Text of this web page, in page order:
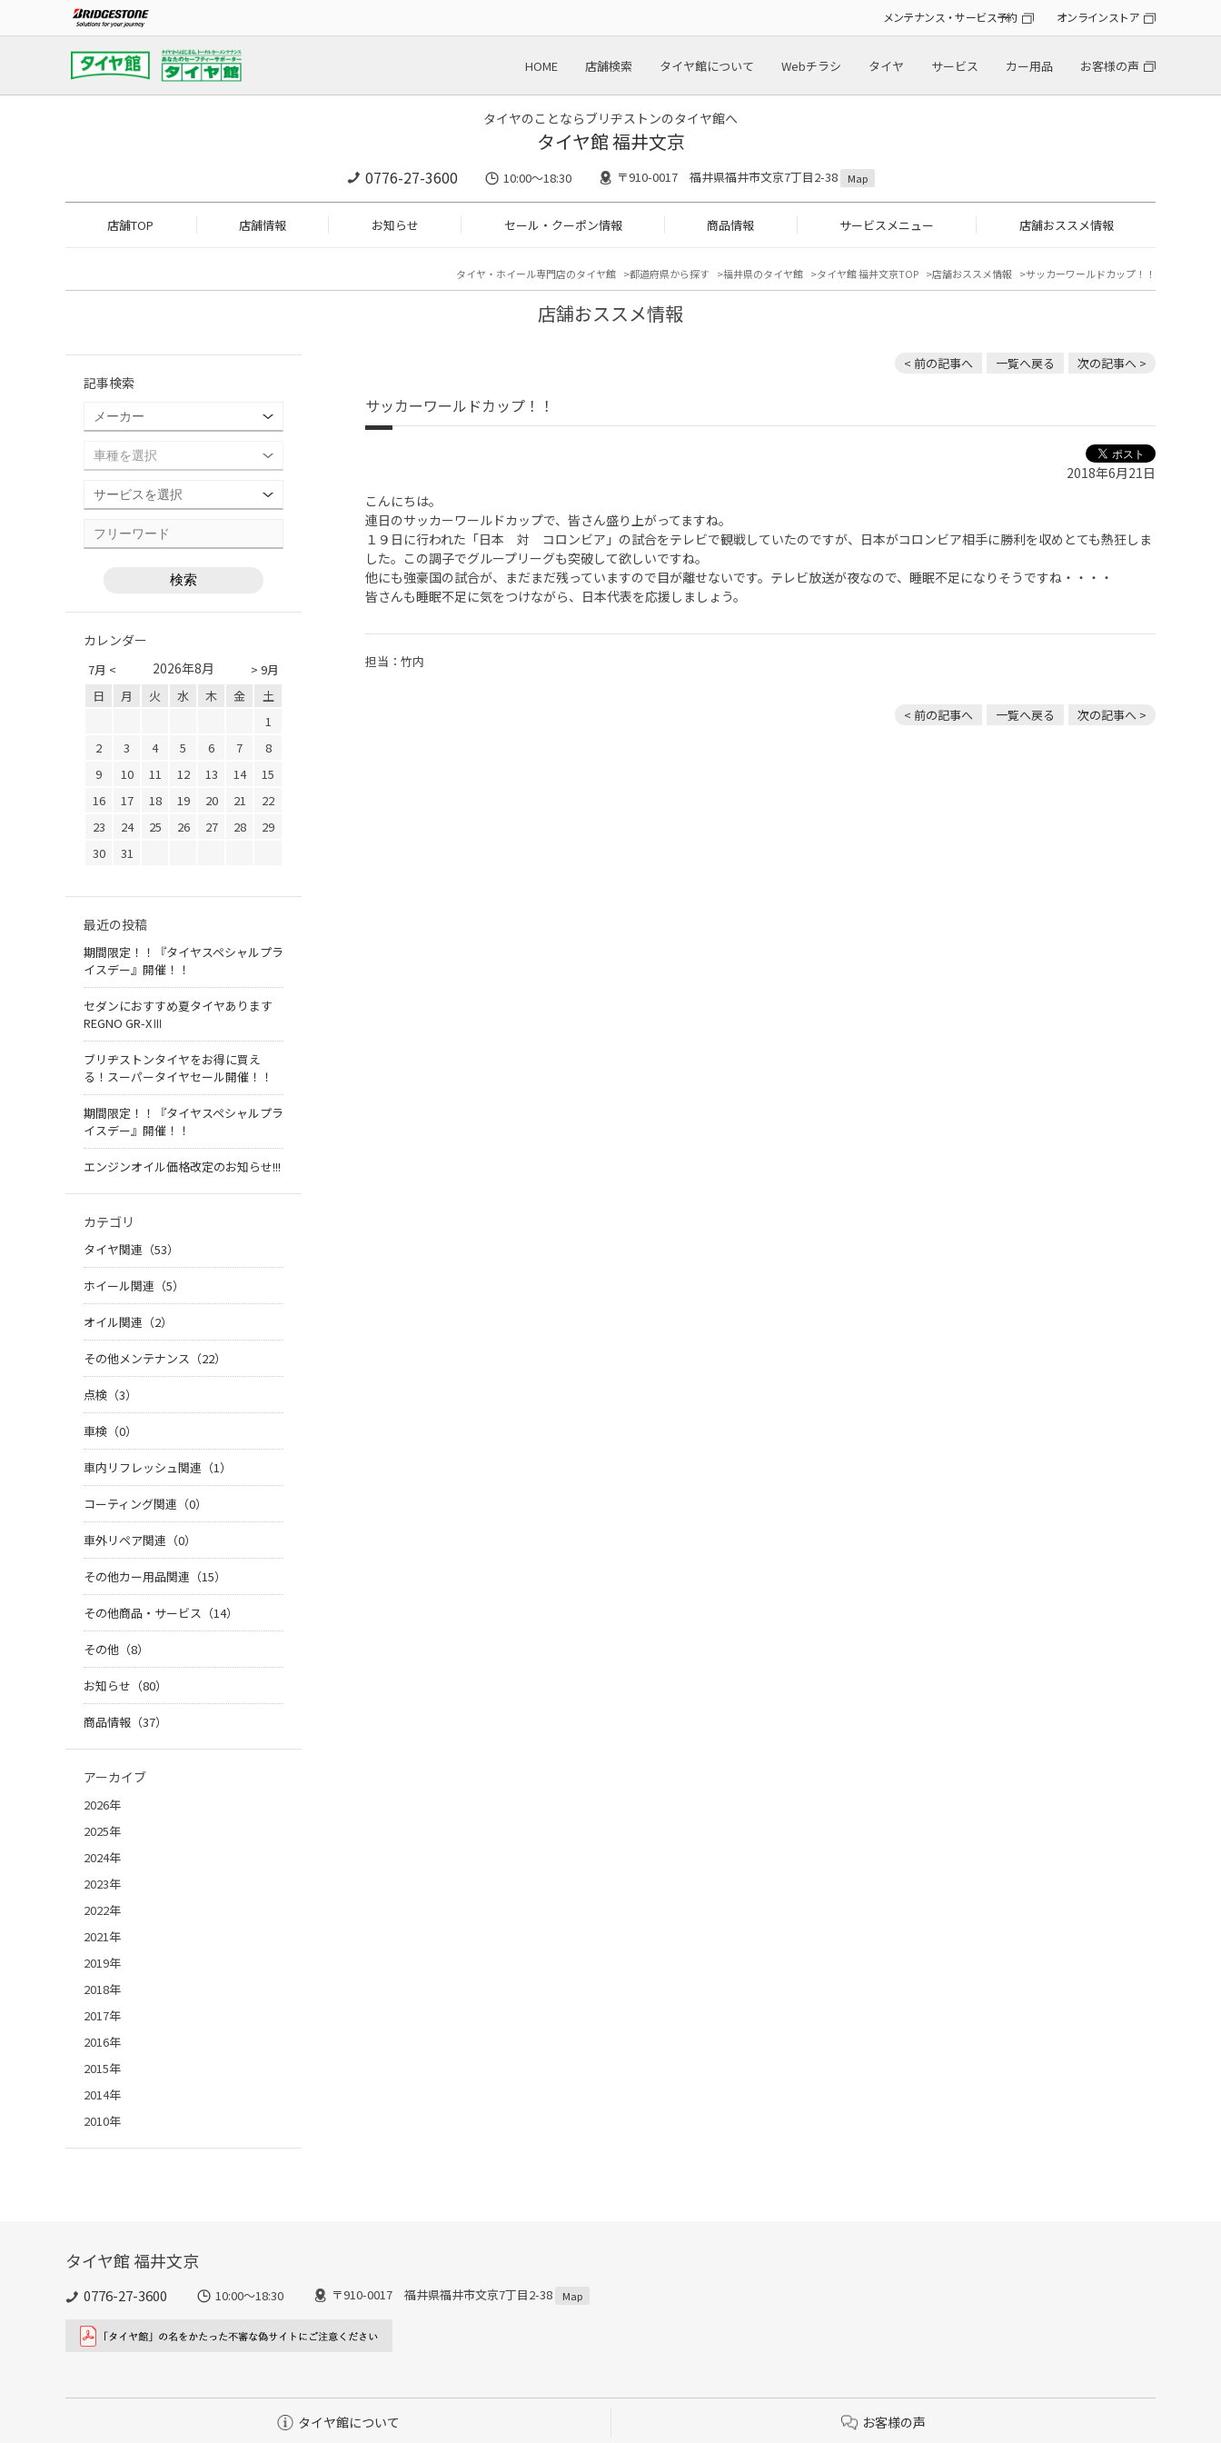
メンテナンス・サービス予約 オンラインストア
HOME 店舗検索 タイヤ館について Webチラシ タイヤ サービス カー用品 お客様の声
タイヤのことならブリヂストンのタイヤ館へ
タイヤ館 福井文京
0776-27-3600 10:00～18:30 〒910-0017 福井県福井市文京7丁目2-38 Map
店舗TOP 店舗情報 お知らせ セール・クーポン情報 商品情報 サービスメニュー 店舗おススメ情報
タイヤ・ホイール専門店のタイヤ館 都道府県から探す 福井県のタイヤ館 タイヤ館 福井文京TOP 店舗おススメ情報 サッカーワールドカップ！！
店舗おススメ情報
< 前の記事へ 一覧へ戻る 次の記事へ >
サッカーワールドカップ！！
2018年6月21日
こんにちは。
連日のサッカーワールドカップで、皆さん盛り上がってますね。
１９日に行われた「日本 対 コロンビア」の試合をテレビで観戦していたのですが、日本がコロンビア相手に勝利を収めとても熱狂しま
した。この調子でグループリーグも突破して欲しいですね。
他にも強豪国の試合が、まだまだ残っていますので目が離せないです。テレビ放送が夜なので、睡眠不足になりそうですね・・・・
皆さんも睡眠不足に気をつけながら、日本代表を応援しましょう。
担当：竹内
< 前の記事へ 一覧へ戻る 次の記事へ >
記事検索
カレンダー
7月 < > 9月
2026年8月
日 月 火 水 木 金
土
1
2
3 4 5 6 7
8
9
10 11 12 13 14
15
16
17 18 19 20 21
22
23
24 25 26 27 28
29
30
31
最近の投稿
期間限定！！『タイヤスペシャルプラ
イスデー』開催！！
セダンにおすすめ夏タイヤあります
REGNO GR-XⅢ
ブリヂストンタイヤをお得に買え
る！スーパータイヤセール開催！！
期間限定！！『タイヤスペシャルプラ
イスデー』開催！！
エンジンオイル価格改定のお知らせ!!!
カテゴリ
タイヤ関連（53）
ホイール関連（5）
オイル関連（2）
その他メンテナンス（22）
点検（3）
車検（0）
車内リフレッシュ関連（1）
コーティング関連（0）
車外リペア関連（0）
その他カー用品関連（15）
その他商品・サービス（14）
その他（8）
お知らせ（80）
商品情報（37）
アーカイブ
2026年
2025年
2024年
2023年
2022年
2021年
2019年
2018年
2017年
2016年
2015年
2014年
2010年
タイヤ館 福井文京
0776-27-3600 10:00～18:30 〒910-0017 福井県福井市文京7丁目2-38 Map
タイヤ館について お客様の声